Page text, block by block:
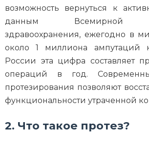
23. Правовые аспекты и
возможность вернуться к
данным Всемирной
здравоохранения, ежегодно в
около 1 миллиона ампутаций
России эта цифра составляет
операций в год.
протезирования позволяют
функциональности утраченной
2. Что такое протез?